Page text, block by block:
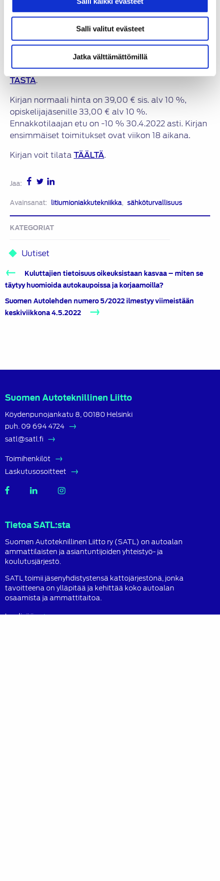
Salli valitut evästeet
Jatka välttämättömillä
KATEGORIAT
Uutiset
kaikille aihepiiristä kiinnostuneille sekä erityisesti
kouluttautumiskäyttöön henkilöille, jotka toimivat
sähköisellä voimansiirrolla varustettujen
ajoneuvojen huolto-, korjaus- ja myyntitehtävissä.
Julkistamistilaisuuden tallenne on katsottavissa
TÄSTÄ.
Kirjan normaali hinta on 39,00 € sis. alv 10 %,
opiskelijajäsenille 33,00 € alv 10 %.
Ennakkotilaajan etu on -10 % 30.4.2022 asti. Kirjan
ensimmäiset toimitukset ovat viikon 18 aikana.
Kirjan voit tilataTÄÄLTÄ.
Avainsanat: litiumioniakkutekniikka, sähköturvallisuus
Jaa:
Artikkelien
selausKuluttajien tietoisuus oikeuksistaan kasvaa – miten se
täytyy huomioida autokaupoissa ja korjaamoilla?
Suomen Autolehden numero 5/2022 ilmestyy viimeistään
keskiviikkona 4.5.2022
Suomen Autoteknillinen Liitto
Köydenpunojankatu 8, 00180 Helsinki
puh. 09 694 4724
satl@satl.fi
Toimihenkilöt
Laskutusosoitteet
SATL
SATL
Tietoa SATL:sta
Suomen Autoteknillinen Liitto ry (SATL) on autoalan
ammattilaisten ja asiantuntijoiden yhteistyö- ja
koulutusjärjestö.
SATL toimii jäsenyhdistystensä kattojärjestönä, jonka
tavoitteena on ylläpitää ja kehittää koko autoalan
osaamista ja ammattitaitoa.
Lue lisää